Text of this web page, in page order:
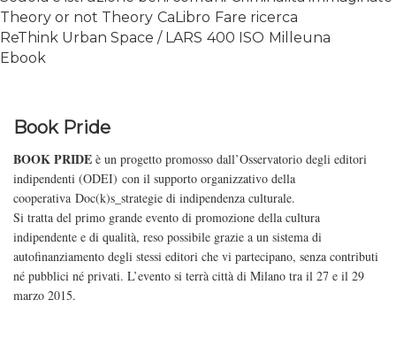
Theory or not Theory CaLibro Fare ricerca
ReThink Urban Space / LARS 400 ISO Milleuna
Ebook
Book Pride
BOOK PRIDE è un progetto promosso dall’Osservatorio degli editori
indipendenti (ODEI) con il supporto organizzativo della
cooperativa Doc(k)s_strategie di indipendenza culturale.
​Si tratta del ​primo grande evento di promozione della cultura​
indipendente​ ​e di qualità, ​reso possibile grazie a un sistema di
autofinanziamento degli stessi editori che vi partecipano, senza contributi
né pubblici né privati. L’evento si terrà città di Milano tra il 27 e il 29
marzo 2015.​